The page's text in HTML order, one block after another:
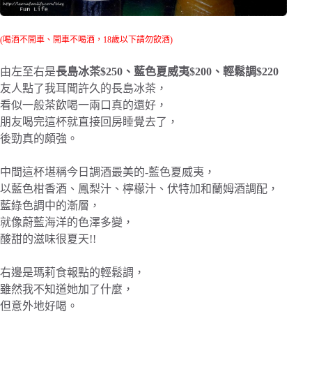
(喝酒不開車、開車不喝酒，18歲以下請勿飲酒)
由左至右是長島冰茶$250、藍色夏威夷$200、輕鬆調$220
友人點了我耳聞許久的長島冰茶，
看似一般茶飲喝一兩口真的還好，
朋友喝完這杯就直接回房睡覺去了，
後勁真的頗強。
中間這杯堪稱今日調酒最美的-藍色夏威夷，
以藍色柑香酒、鳳梨汁、檸檬汁、伏特加和蘭姆酒調配，
藍綠色調中的漸層，
就像蔚藍海洋的色澤多變，
酸甜的滋味很夏天!!
右邊是瑪莉食報點的輕鬆調，
雖然我不知道她加了什麼，
但意外地好喝。